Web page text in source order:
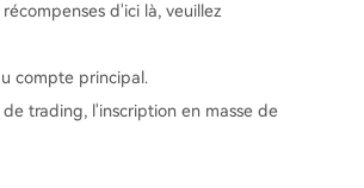
d'ici là, veuillez
compte principal.
trading, l'inscription en masse de